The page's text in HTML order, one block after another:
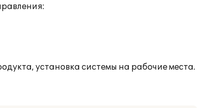
установка системы на рабочие места.